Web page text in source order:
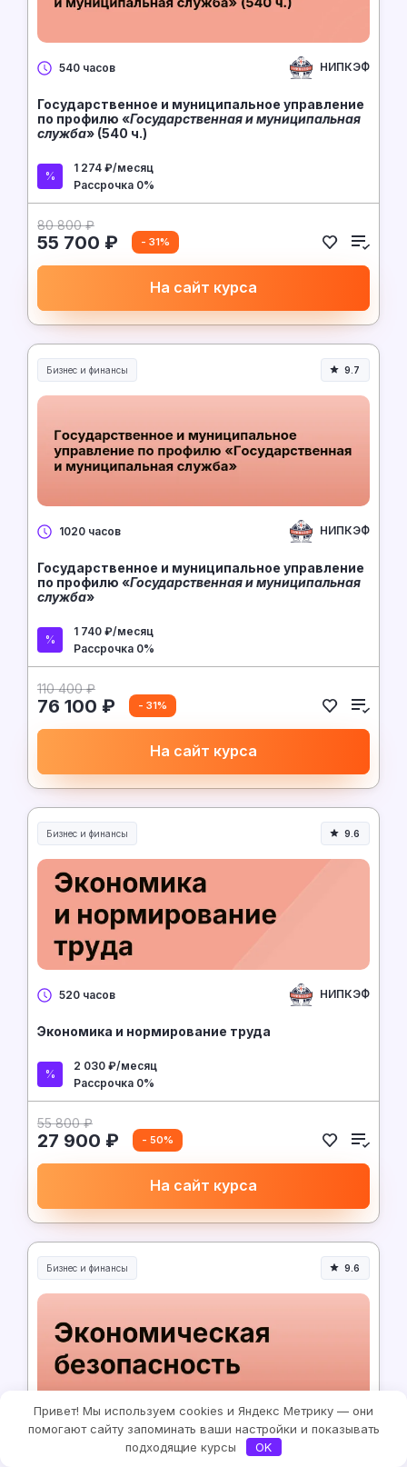
540 часов НИПКЭФ
Государственное и муниципальное управление
по профилю «Государственная и муниципальная
служба» (540 ч.)
1 274 ₽/месяц
Рассрочка 0%
80 800 ₽
55 700 ₽ - 31%
На сайт курса
Бизнес и финансы 9.7
1020 часов НИПКЭФ
Государственное и муниципальное управление
по профилю «Государственная и муниципальная
служба»
1 740 ₽/месяц
Рассрочка 0%
110 400 ₽
76 100 ₽ - 31%
На сайт курса
Бизнес и финансы 9.6
520 часов НИПКЭФ
Экономика и нормирование труда
2 030 ₽/месяц
Рассрочка 0%
55 800 ₽
27 900 ₽ - 50%
На сайт курса
Бизнес и финансы 9.6
800 часов НИПКЭФ
Привет! Мы используем cookies и Яндекс Метрику — они
помогают сайту запоминать ваши настройки и показывать
подходящие курсы
OK